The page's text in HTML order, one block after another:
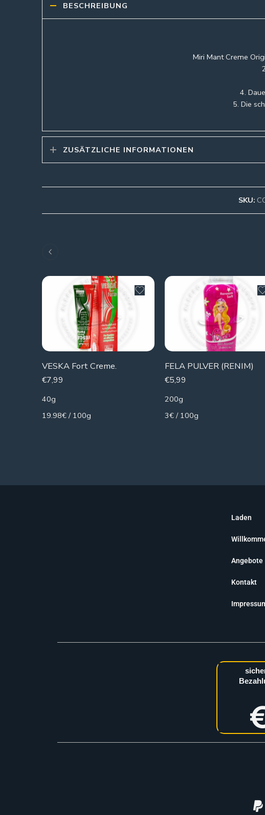
BESCHREIBUNG
Miri Mant Creme
4.
5. Die
ZUSÄTZLICHE INFORMATIONEN
SKU:
VESKA Fort Creme.
€7,99
40g
19.98€ / 100g
FELA PULVER (RENIM)
€5,99
200g
3€ / 100g
Laden
Angebote
Kontakt